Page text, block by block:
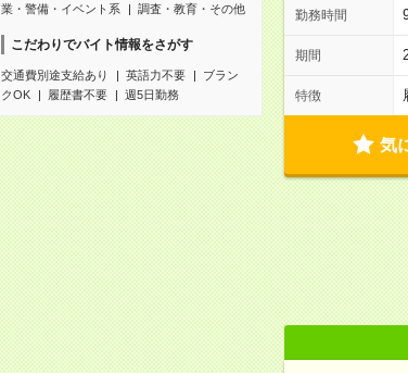
業・警備・イベント系
調査・教育・その他
こだわりでバイト情報をさがす
交通費別途支給あり 英語力不要
ブラン
クOK
履歴書不要 週5日勤務
勤務時間
期間
特徴
気